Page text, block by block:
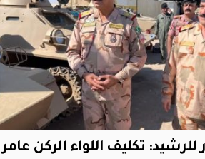
تكليف اللواء الركن عامر